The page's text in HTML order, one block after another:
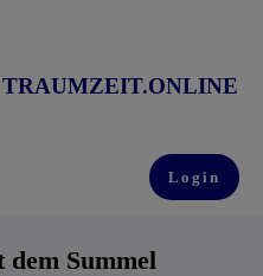
TRAUMZEIT.ONLINE
Login
Summel